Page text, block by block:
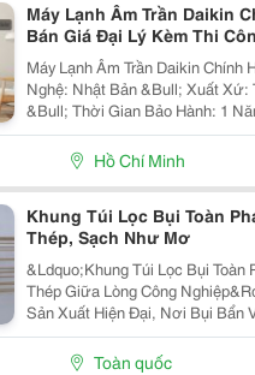
Máy Lạnh Âm Trần Daikin
Bán Giá Đại Lý Kèm Thi
Nhất
Máy Lạnh Âm Trần Daikin Chính Hãng
Nghệ: Nhật Bản &Bull; Xuất Xứ: Thái Lan/Malaysia
&Bull; Thời Gian Bảo Hành: 1
Năm Cho Block &Bull; Môi Chất Làm Lạnh: R32 Và
R410A. Điểm Mạnh, Khả
Hồ Chí Minh
Khung Túi Lọc Bụi Toàn
Thép, Sạch Như Mơ
&Ldquo;Khung Túi Lọc Bụi Toàn
Thép Giữa Lòng Công Nghiệp&Rdquo; Trong
Sản Xuất Hiện Đại, Nơi Bụi Bẩn
Thầm Lặng, Khung Túi Lọc Bụi
&Ldquo;Lá Phổi Thép&Rdquo;
Toàn quốc